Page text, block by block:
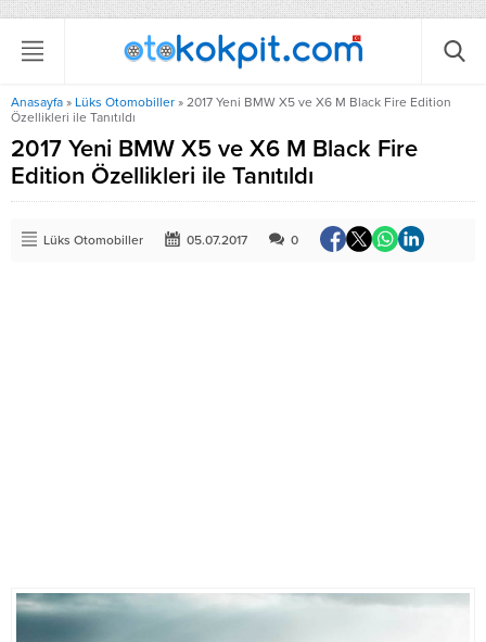
Anasayfa » Lüks Otomobiller » 2017 Yeni BMW X5 ve X6 M Black Fire Edition
Özellikleri ile Tanıtıldı
2017 Yeni BMW X5 ve X6 M Black Fire
Edition Özellikleri ile Tanıtıldı
Lüks Otomobiller 05.07.2017 0